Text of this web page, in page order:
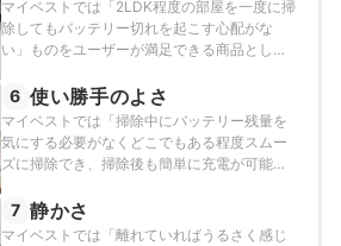
マイベストでは「2LDK程度の部屋を一度に掃
除してもバッテリー切れを起こす心配がな
い」ものをユーザーが満足できる商品とし、
と定めて以下の方法で検証を行いました。
6 使い勝手のよさ
マイベストでは「掃除中にバッテリー残量を
気にする必要がなくどこでもある程度スムー
ズに掃除でき、掃除後も簡単に充電が可能」
下の方法で検証を行いました。
7 静かさ
マイベストでは「離れていればうるさく感じ